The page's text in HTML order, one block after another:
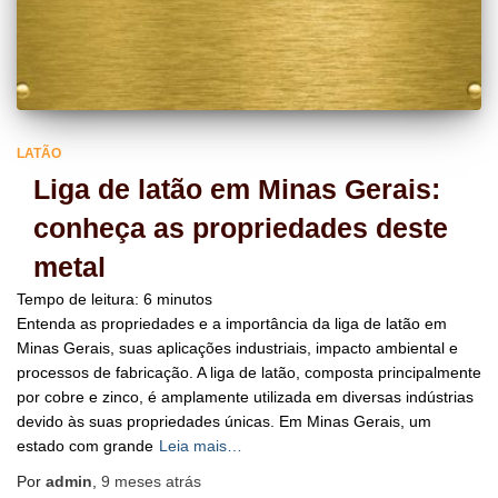
LATÃO
Liga de latão em Minas Gerais:
conheça as propriedades deste
metal
Tempo de leitura: 6 minutos
Entenda as propriedades e a importância da liga de latão em
Minas Gerais, suas aplicações industriais, impacto ambiental e
processos de fabricação. A liga de latão, composta principalmente
por cobre e zinco, é amplamente utilizada em diversas indústrias
devido às suas propriedades únicas. Em Minas Gerais, um
estado com grande Leia mais…
Por admin 9 meses atrás